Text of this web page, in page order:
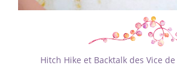
Hitch Hike et Backtalk des Vice